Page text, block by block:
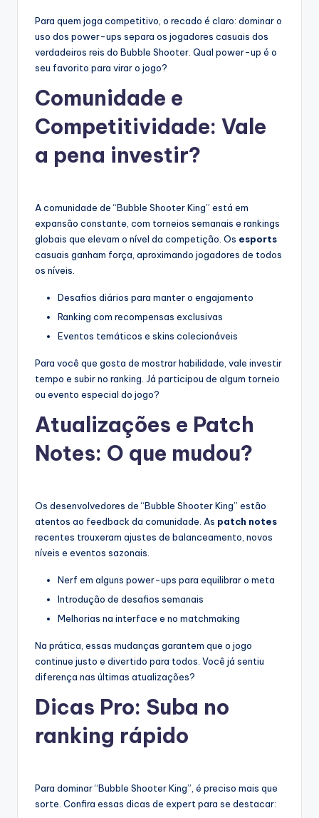
Para quem joga competitivo, o recado é claro: dominar o
uso dos power-ups separa os jogadores casuais dos
verdadeiros reis do Bubble Shooter. Qual power-up é o
seu favorito para virar o jogo?
Comunidade e
Competitividade: Vale
a pena investir?
A comunidade de “Bubble Shooter King” está em
expansão constante, com torneios semanais e rankings
globais que elevam o nível da competição. Os esports
casuais ganham força, aproximando jogadores de todos
os níveis.
Desafios diários para manter o engajamento
Ranking com recompensas exclusivas
Eventos temáticos e skins colecionáveis
Para você que gosta de mostrar habilidade, vale investir
tempo e subir no ranking. Já participou de algum torneio
ou evento especial do jogo?
Atualizações e Patch
Notes: O que mudou?
Os desenvolvedores de “Bubble Shooter King” estão
atentos ao feedback da comunidade. As patch notes
recentes trouxeram ajustes de balanceamento, novos
níveis e eventos sazonais.
Nerf em alguns power-ups para equilibrar o meta
Introdução de desafios semanais
Melhorias na interface e no matchmaking
Na prática, essas mudanças garantem que o jogo
continue justo e divertido para todos. Você já sentiu
diferença nas últimas atualizações?
Dicas Pro: Suba no
ranking rápido
Para dominar “Bubble Shooter King”, é preciso mais que
sorte. Confira essas dicas de expert para se destacar: